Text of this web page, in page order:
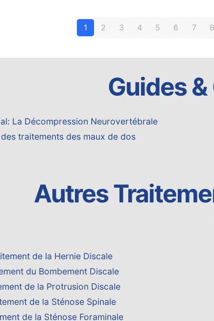
1 2 3 4 5 6 7 8
Guides
La Décompression Neurovertébrale
traitements des maux de dos
Autres
de la Hernie Discale
du Bombement Discale
de la Protrusion Discale
de la Sténose Spinale
de la Sténose Foraminale